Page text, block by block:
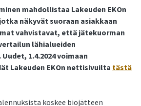
mahdollistaa Lakeuden EKOn
näkyvät suoraan asiakkaan
vahvistavat, että jätekuorman
lähialueiden
1.4.2024 voimaan
Lakeuden EKOn nettisivuilta tästä
koskee biojätteen